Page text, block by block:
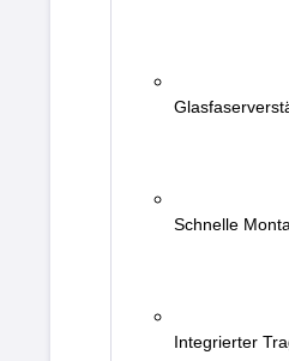
Schnelle
Integrierter